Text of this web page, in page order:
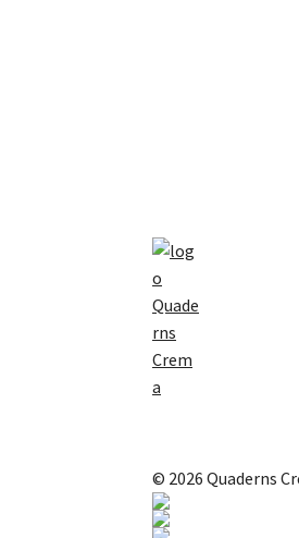
© 2026 Quaderns